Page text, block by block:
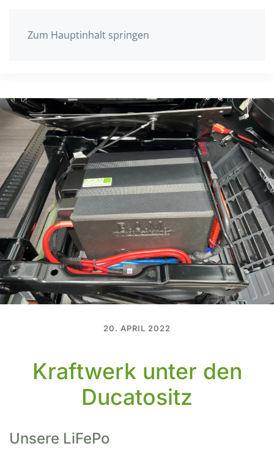
Zum Hauptinhalt springen
20. APRIL 2022
Kraftwerk unter den
Ducatositz
Unsere LiFePo